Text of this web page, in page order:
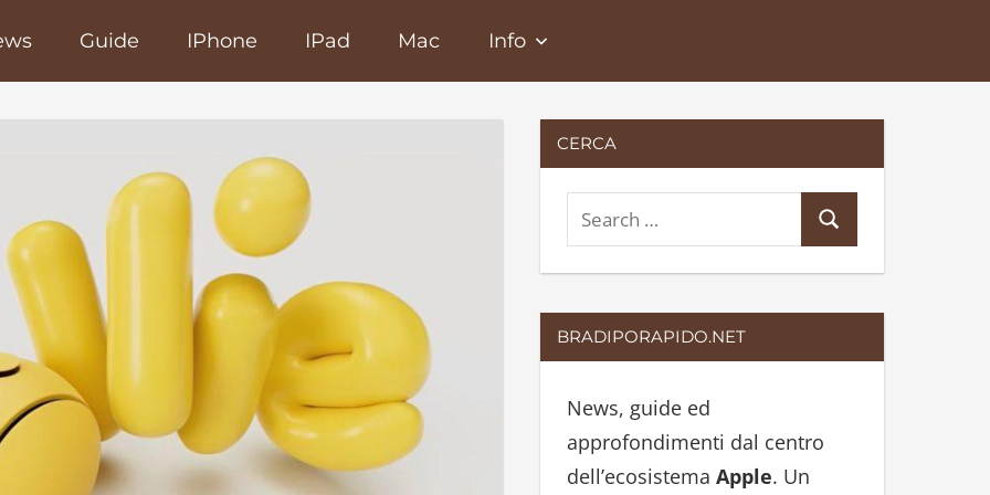
Guide IPhone IPad Mac Info
CERCA
e
a
r
c
f
o
r
e
c
BRADIPORAPIDO.NET
News, guide ed
approfondimenti dal centro
dell’ecosistema Apple. Un